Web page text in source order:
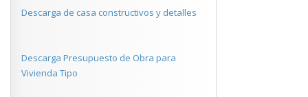
Descarga de casa constructivos y detalles
Descarga Presupuesto de Obra para
Vivienda Tipo